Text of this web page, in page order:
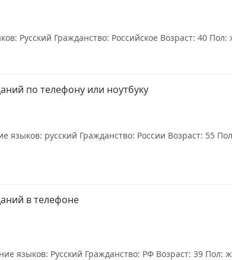
Русский Гражданство: Российское Возраст: 40
по телефону или ноутбуку
языков: русский Гражданство: России Возраст: 55
в телефоне
языков: Русский Гражданство: РФ Возраст: 39 Пол: